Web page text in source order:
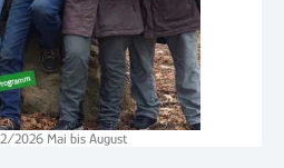
2026 Mai bis August